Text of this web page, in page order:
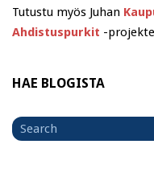
Tutustu myös Juhan
Ahdistuspurkit -
HAE BLOGISTA
for